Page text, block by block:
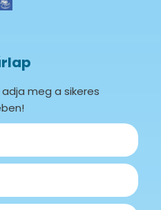
meg a sikeres